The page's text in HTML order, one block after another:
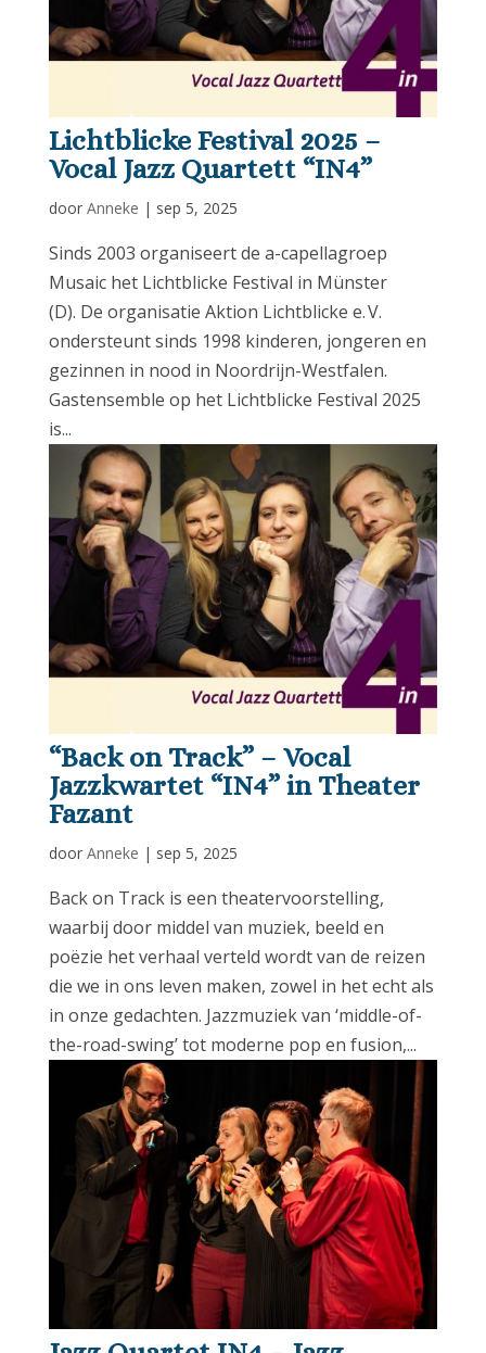
Lichtblicke Festival 2025 –
Vocal Jazz Quartett “IN4”
door Anneke | sep 5, 2025
Sinds 2003 organiseert de a-capellagroep
Musaic het Lichtblicke Festival in Münster
(D). De organisatie Aktion Lichtblicke e. V.
ondersteunt sinds 1998 kinderen, jongeren en
gezinnen in nood in Noordrijn-Westfalen.
Gastensemble op het Lichtblicke Festival 2025
is...
“Back on Track” – Vocal
Jazzkwartet “IN4” in Theater
Fazant
door Anneke | sep 5, 2025
Back on Track is een theatervoorstelling,
waarbij door middel van muziek, beeld en
poëzie het verhaal verteld wordt van de reizen
die we in ons leven maken, zowel in het echt als
in onze gedachten. Jazzmuziek van ‘middle-of-
the-road-swing’ tot moderne pop en fusion,...